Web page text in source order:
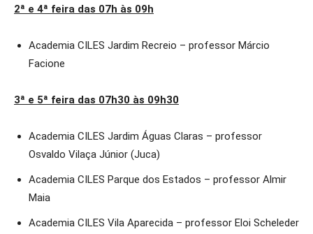
2ª e 4ª feira das 07h às 09h
Academia CILES Jardim Recreio – professor Márcio
Facione
3ª e 5ª feira das 07h30 às 09h30
Academia CILES Jardim Águas Claras – professor
Osvaldo Vilaça Júnior (Juca)
Academia CILES Parque dos Estados – professor Almir
Maia
Academia CILES Vila Aparecida – professor Eloi Scheleder